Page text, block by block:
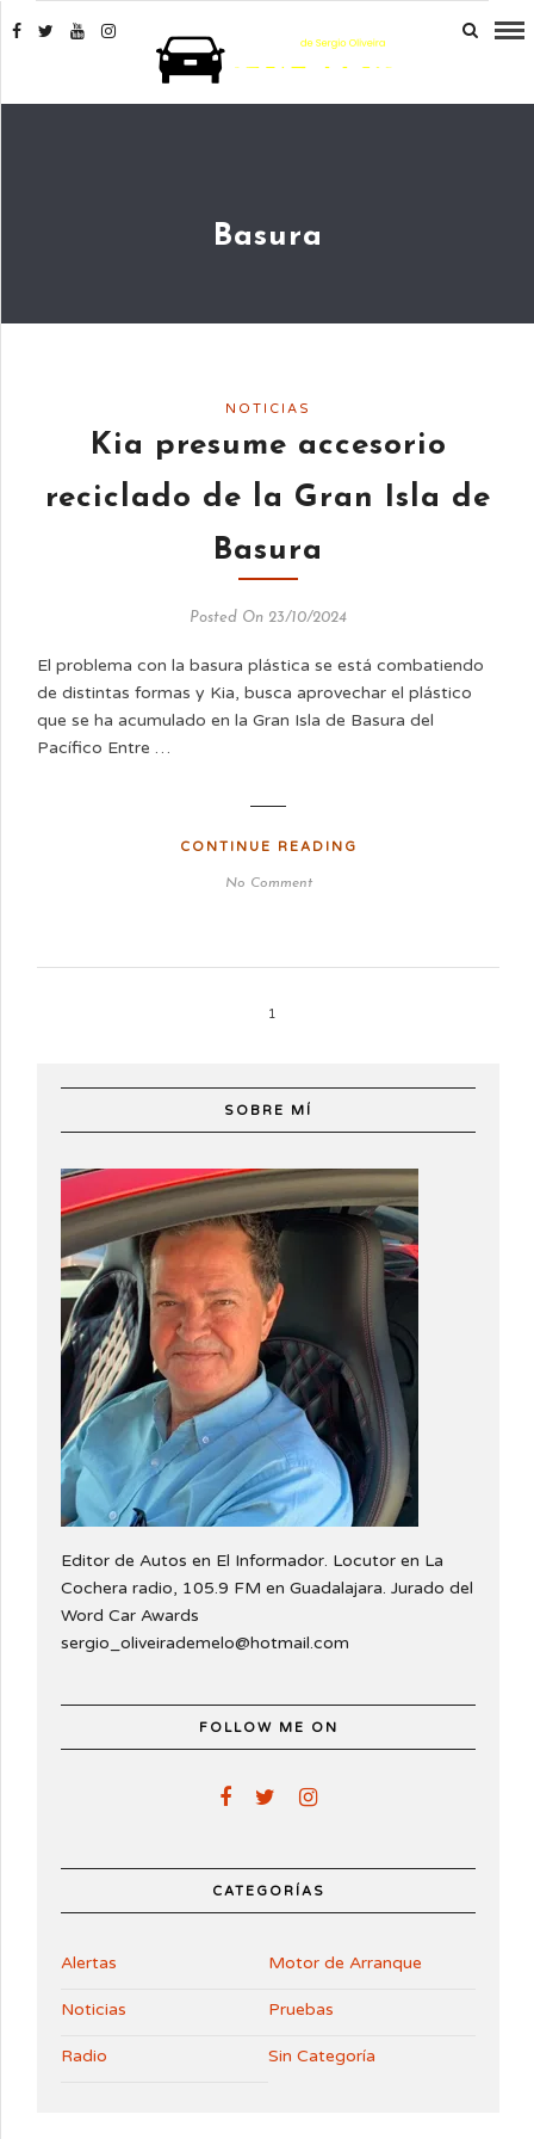
Basura
NOTICIAS
Kia presume accesorio
reciclado de la Gran Isla de
Basura
Posted On 23/10/2024
El problema con la basura plástica se está combatiendo
de distintas formas y Kia, busca aprovechar el plástico
que se ha acumulado en la Gran Isla de Basura del
Pacífico Entre …
CONTINUE READING
No Comment
1
SOBRE MÍ
Editor de Autos en El Informador. Locutor en La
Cochera radio, 105.9 FM en Guadalajara. Jurado del
Word Car Awards
sergio_oliveirademelo@hotmail.com
FOLLOW ME ON
CATEGORÍAS
Alertas Motor de Arranque
Noticias Pruebas
Radio Sin Categoría